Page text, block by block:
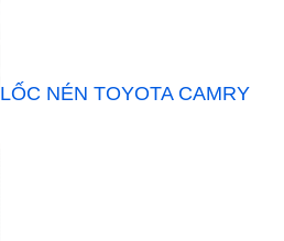
LỐC NÉN TOYOTA CAMRY